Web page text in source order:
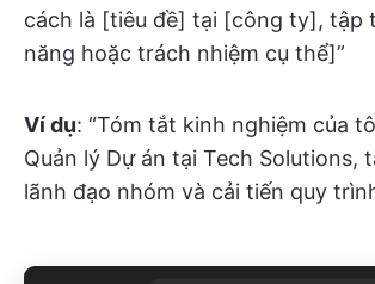
cách là [tiêu đề] tại [công ty], tập
năng hoặc trách nhiệm cụ thể]”
Ví dụ: “Tóm tắt kinh nghiệm của
Quản lý Dự án tại Tech Solutions,
lãnh đạo nhóm và cải tiến quy